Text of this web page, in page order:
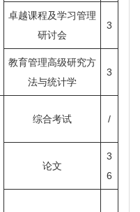
卓越课程及学习管理
研讨会
3
教育管理高级研究方
法与统计学
3
综合考试 /
论文
3
6